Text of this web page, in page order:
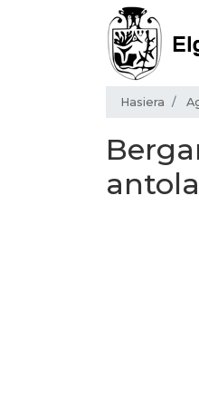
Hasiera